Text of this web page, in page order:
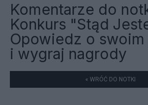
Komentarze do
Konkurs "Stąd
Opowiedz o
i wygraj nagrody
« WRÓĆ DO NOTKI